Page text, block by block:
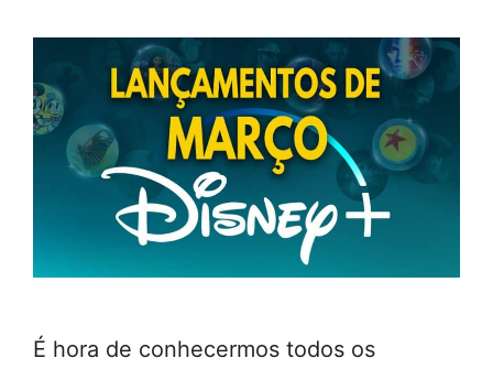
É hora de conhecermos todos os